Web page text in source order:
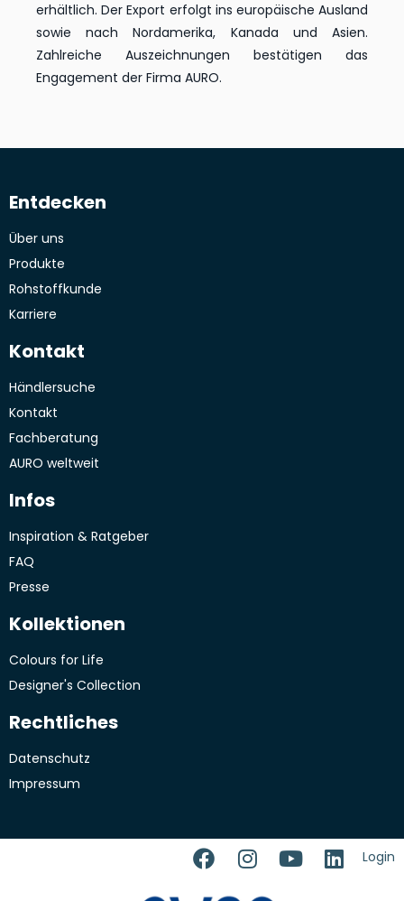
erhältlich. Der Export erfolgt ins europäische Ausland
sowie nach Nordamerika, Kanada und Asien.
Zahlreiche Auszeichnungen bestätigen das
Engagement der Firma AURO.
Entdecken
Über uns
Produkte
Rohstoffkunde
Karriere
Kontakt
Händlersuche
Kontakt
Fachberatung
AURO weltweit
Infos
Inspiration & Ratgeber
FAQ
Presse
Kollektionen
Colours for Life
Designer's Collection
Rechtliches
Datenschutz
Impressum
Login